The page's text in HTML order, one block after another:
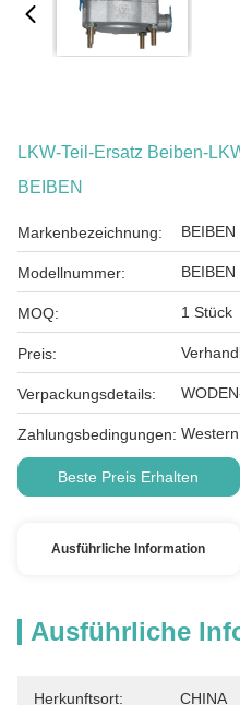
LKW-Teil-Ersatz Beiben-
BEIBEN
Markenbezeichnung: BEIBEN
Modellnummer: BEIBEN
MOQ: 1 Stück
Preis:
Verpackungsdetails:
Zahlungsbedingungen:
Beste Preis Erhalten
Ausführliche Information
Ausführliche
Herkunftsort: CHINA